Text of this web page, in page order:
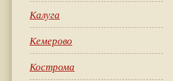
Калуга
Кемерово
Кострома